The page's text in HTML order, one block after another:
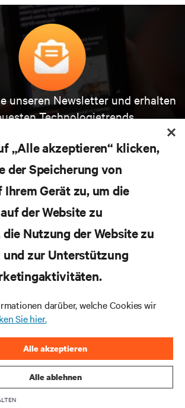
unseren Newsletter und erhalten
Technologietrends
Branche, mit aktuellen Diskussionen
Einblicken von Experten in das
und Infrastrukturmanagement.
JETZT ANMELDEN
IN KONTAKT
„Alle akzeptieren“ klicken,
der Speicherung von
Ihrem Gerät zu, um die
der Website zu
Nutzung der Website zu
und zur Unterstützung
darüber, welche Cookies wir
Sie hier.
Alle ablehnen
Alle akzeptieren